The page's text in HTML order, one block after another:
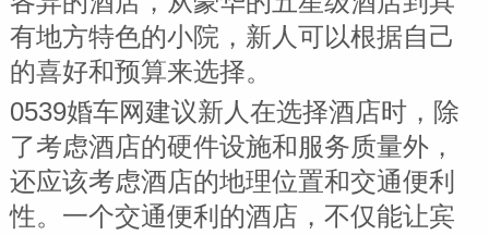
有地方特色的小院，新人可以根据自己
的喜好和预算来选择。
0539婚车网建议新人在选择酒店时，除
了考虑酒店的硬件设施和服务质量外，
还应该考虑酒店的地理位置和交通便利
性。一个交通便利的酒店，不仅能让宾